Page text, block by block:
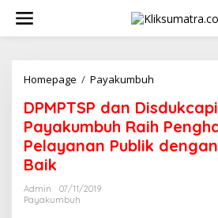
w
Homepage / Payakumbuh
M
P
T
S
DPMPTSP dan
Payakumbuh Raih
Pelayanan Publik
Baik
Admin
07/11/2019
Payakumbuh